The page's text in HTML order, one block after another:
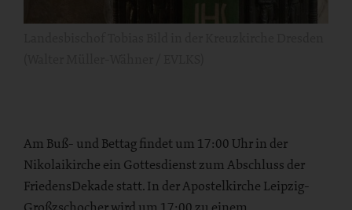
Am Buß- und Bettag findet um 17:00 Uhr in der
Nikolaikirche ein Gottesdienst zum Abschluss der
FriedensDekade statt. In der Apostelkirche Leipzig-